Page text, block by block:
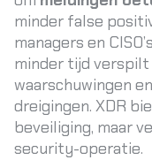
minder false
managers en
minder tijd
waarschuwingen
dreigingen. XDR
beveiliging, maar
security-operatie.